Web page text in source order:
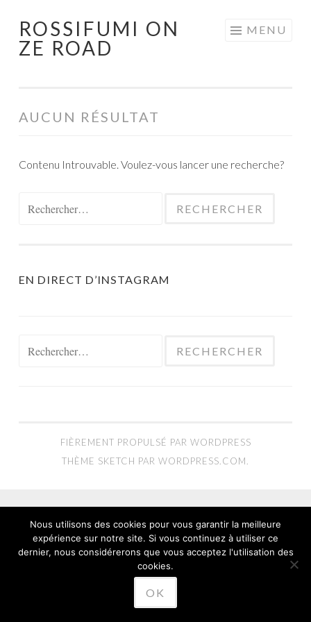
Aller
au
ROSSIFUMI ON
ZE ROAD
MENU
AUCUN RÉSULTAT
Contenu Introuvable. Voulez-vous lancer une recherche?
EN DIRECT D’INSTAGRAM
FIÈREMENT PROPULSÉ PAR WORDPRESS
THÈME SKETCH PAR WORDPRESS.COM
Nous utilisons des cookies pour vous garantir la meilleure
expérience sur notre site. Si vous continuez à utiliser ce
dernier, nous considérerons que vous acceptez l'utilisation des
cookies.
OK